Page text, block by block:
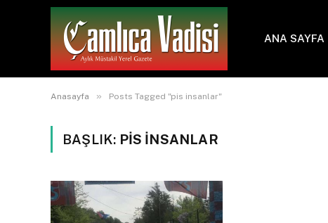
ANA SAYFA
Anasayfa » Posts Tagged "pis insanlar"
BAŞLIK: PIS INSANLAR